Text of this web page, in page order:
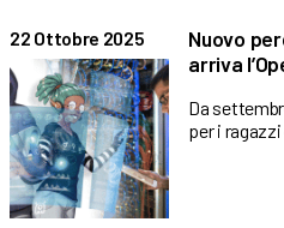
22 Ottobre 2025
Nuovo
arriva
Da
per i ragazzi